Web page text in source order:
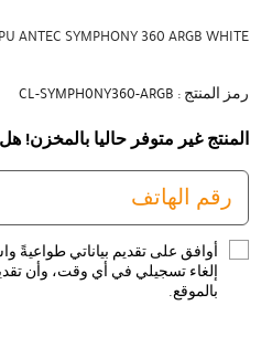
ANTEC SYMPHONY 360 ARGB WHITE
رمز المنتج : CL-SYMPH0NY360-ARGB
المنتج غير متوفر حاليا بالمخزن!
أوافق على تقديم بياناتي طواعيةً
إلغاء تسجيلي في أي وقت، وأن
بالموقع.